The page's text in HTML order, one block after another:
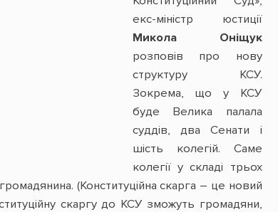
екс-міністр юстиції
Микола Оніщук
розповів про нову
структуру КСУ.
Зокрема, що у КСУ
буде Велика палала
суддів, два Сенати і
шість колегій. Саме
колегії у складі трьох
(Конституційна скарга – це новий
скаргу до КСУ зможуть громадяни,